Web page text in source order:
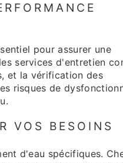
pour assurer une
services d'entretien
et la vérification des
risques de
VOS BESOINS
d'eau spécifiques.